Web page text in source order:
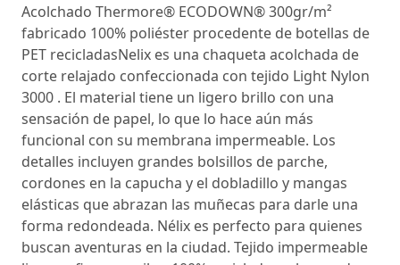
Acolchado Thermore® ECODOWN® 300gr/m²
fabricado 100% poliéster procedente de botellas de
PET recicladasNelix es una chaqueta acolchada de
corte relajado confeccionada con tejido Light Nylon
3000 . El material tiene un ligero brillo con una
sensación de papel, lo que lo hace aún más
funcional con su membrana impermeable. Los
detalles incluyen grandes bolsillos de parche,
cordones en la capucha y el dobladillo y mangas
elásticas que abrazan las muñecas para darle una
forma redondeada. Nélix es perfecto para quienes
buscan aventuras en la ciudad. Tejido impermeable